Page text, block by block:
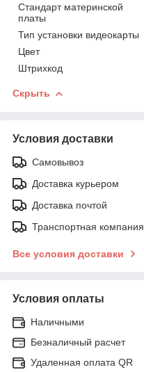
Стандарт материнской
платы
Тип установки видеокарты
Цвет
Штрихкод
Скрыть
Условия доставки
Самовывоз
Доставка курьером
Доставка почтой
Транспортная компания
Все условия доставки
Условия оплаты
Наличными
Безналичный расчет
Удаленная оплата QR